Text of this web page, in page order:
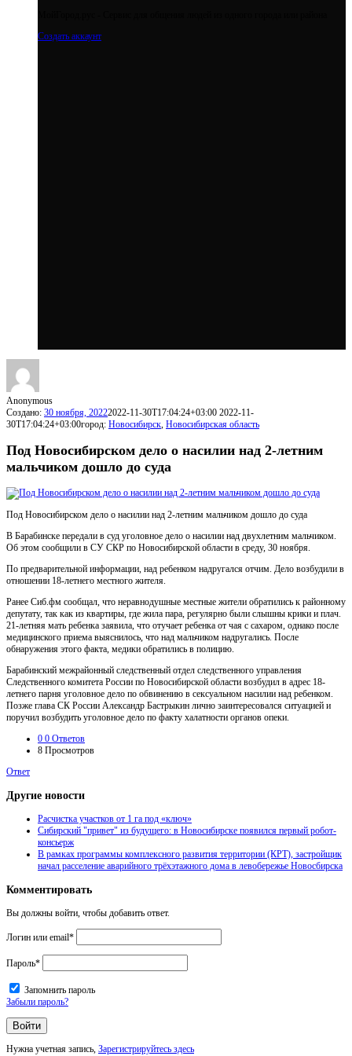
Создать аккаунт
Anonymous
Создано: 30 ноября, 20222022-11-30T17:04:24+03:00 2022-11-
30T17:04:24+03:00город: Новосибирск, Новосибирская область
Под Новосибирском дело о насилии над 2-летним
мальчиком дошло до суда
Под Новосибирском дело о насилии над 2-летним мальчиком дошло до суда
В Барабинске передали в суд уголовное дело о насилии над двухлетним мальчиком.
Об этом сообщили в СУ СКР по Новосибирской области в среду, 30 ноября.
По предварительной информации, над ребенком надругался отчим. Дело возбудили в
отношении 18-летнего местного жителя.
Ранее Сиб.фм сообщал, что неравнодушные местные жители обратились к районному
депутату, так как из квартиры, где жила пара, регулярно были слышны крики и плач.
21-летняя мать ребенка заявила, что отучает ребенка от чая с сахаром, однако после
медицинского приема выяснилось, что над мальчиком надругались. После
обнаружения этого факта, медики обратились в полицию.
Барабинский межрайонный следственный отдел следственного управления
Следственного комитета России по Новосибирской области возбудил в адрес 18-
летнего парня уголовное дело по обвинению в сексуальном насилии над ребенком.
Позже глава СК России Александр Бастрыкин лично заинтересовался ситуацией и
поручил возбудить уголовное дело по факту халатности органов опеки.
0 0 Ответов
8 Просмотров
Ответ
Другие новости
Расчистка участков от 1 га под «ключ»
Сибирский "привет" из будущего: в Новосибирске появился первый робот-
консьерж
В рамках программы комплексного развития территории (КРТ), застройщик
начал расселение аварийного трёхэтажного дома в левобережье Новосбирска
Комментировать
Вы должны войти, чтобы добавить ответ.
Логин или email*
Пароль*
Запомнить пароль
Забыли пароль?
Нужна учетная запись, Зарегистрируйтесь здесь